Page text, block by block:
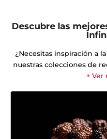
Descubre las
¿Necesitas inspiración a
nuestras colecciones de
+ Ver